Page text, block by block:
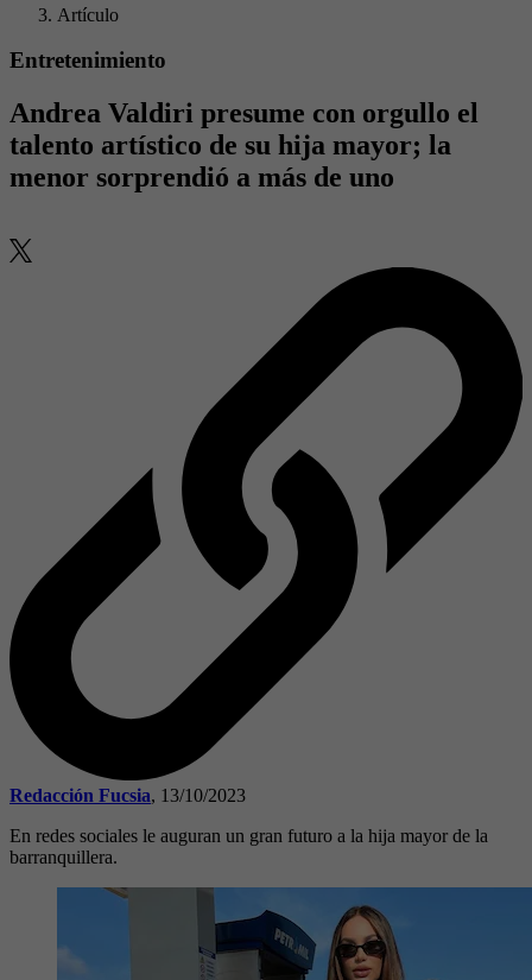
Artículo
Entretenimiento
Andrea Valdiri presume con orgullo el
talento artístico de su hija mayor; la
menor sorprendió a más de uno
Redacción Fucsia, 13/10/2023
En redes sociales le auguran un gran futuro a la hija mayor de la
barranquillera.